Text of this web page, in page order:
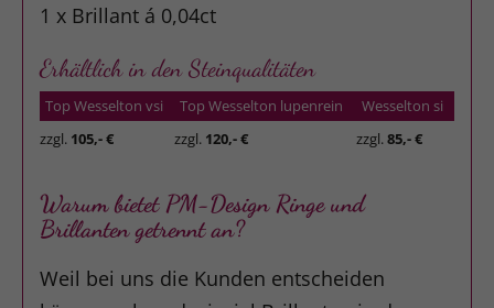
1 x Brillant á 0,04ct
Erhältlich in den Steinqualitäten
Top Wesselton vsi Top Wesselton lupenrein
Wesselton si
zzgl. 105,- € zzgl. 120,- € zzgl.85,- €
Warum bietet PM-Design Ringe und
Brillanten getrennt an?
Weil bei uns die Kunden entscheiden